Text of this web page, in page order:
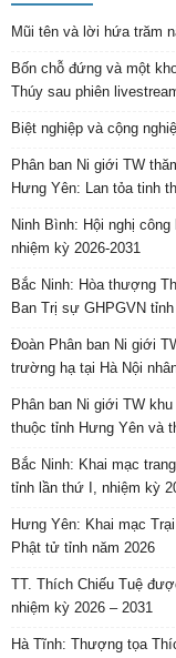
Mũi tên và lời hứa trăm
Bốn chỗ đứng và một
Thúy sau phiên
Biệt nghiệp và cộng
Phân ban Ni giới TW
Hưng Yên: Lan tỏa tinh
Ninh Bình: Hội nghị
nhiệm kỳ 2026-2031
Bắc Ninh: Hòa thượng
Ban Trị sự GHPGVN
Đoàn Phân ban Ni giới
trường hạ tại Hà Nội
Phân ban Ni giới TW
thuộc tỉnh Hưng Yên và
Bắc Ninh: Khai mạc
tỉnh lần thứ I, nhiệm kỳ
Hưng Yên: Khai mạc
Phật tử tỉnh năm 2026
TT. Thích Chiếu Tuệ
nhiệm kỳ 2026 – 2031
Hà Tĩnh: Thượng tọa